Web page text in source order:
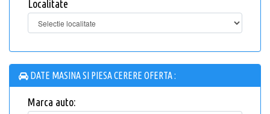
Localitate
DATE MASINA SI PIESA CERERE OFERTA :
Marca auto: